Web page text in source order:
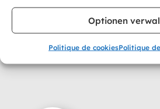
Optionen
Politique de cookiesPolitique